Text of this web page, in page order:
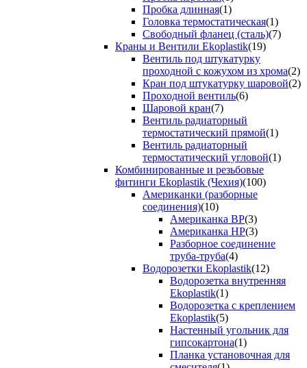
Пробка длинная(1)
Головка термостатическая(1)
Свободный фланец (сталь)(7)
Краны и Вентили Ekoplastik(19)
Вентиль под штукатурку
проходной с кожухом из хрома(2)
Кран под штукатурку шаровой(2)
Проходной вентиль(6)
Шаровой кран(7)
Вентиль радиаторный
термостатический прямой(1)
Вентиль радиаторный
термостатический угловой(1)
Комбинированные и резьбовые
фитинги Ekoplastik (Чехия)(100)
Американки (разборные
соединения)(10)
Американка ВР(3)
Американка НР(3)
Разборное соединение
труба-труба(4)
Водорозетки Ekoplastik(12)
Водорозетка внутренняя
Ekoplastik(1)
Водорозетка с креплением
Ekoplastik(5)
Настенный угольник для
гипсокартона(1)
Планка установочная для